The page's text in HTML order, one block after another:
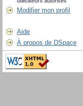
Modifier mon profil
Aide
À propos de DSpace